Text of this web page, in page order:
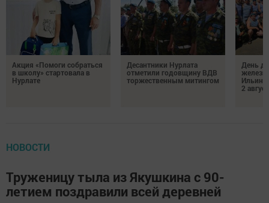
Акция «Помоги собраться
в школу» стартовала в
Нурлате
Десантники Нурлата
отметили годовщину ВДВ
торжественным митингом
День
Ильин
2
НОВОСТИ
Труженицу тыла из Якушкина с 90-
летием поздравили всей деревней